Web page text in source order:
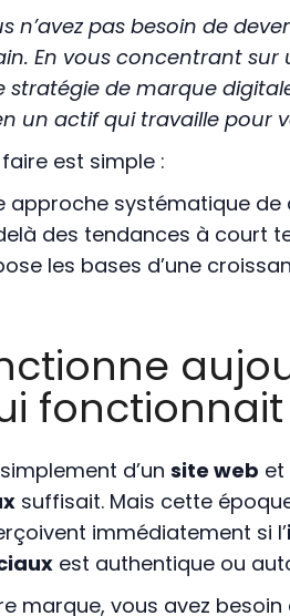
n’avez pas besoin de
En vous concentrant
stratégie de marque
un actif qui travaille pour
est simple :
approche systématique
des tendances à court
les bases d’une
fonctionnait
d’un site web et
suffisait. Mais cette
immédiatement si l’
est authentique ou
marque, vous avez besoin